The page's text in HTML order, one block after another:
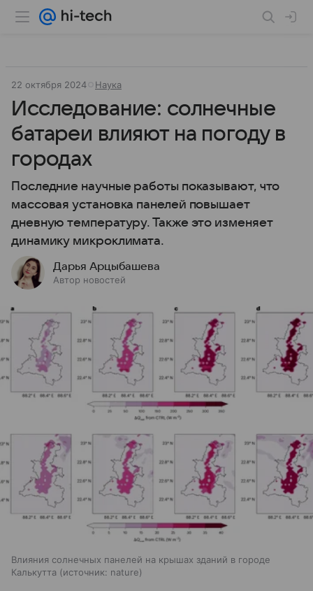
22 октября 2024 Наука
Исследование: солнечные
батареи влияют на погоду в
городах
Последние научные работы показывают, что
массовая установка панелей повышает
дневную температуру. Также это изменяет
динамику микроклимата.
Дарья Арцыбашева
Автор новостей
Влияния солнечных панелей на крышах зданий в городе
Калькутта
источник: nature